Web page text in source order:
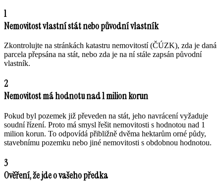
1
Nemovitost vlastní stát nebo původní vlastník
Zkontrolujte na stránkách katastru nemovitostí (ČÚZK), zda je daná
parcela přepsána na stát, nebo zda je na ní stále zapsán původní
vlastník.
2
Nemovitost má hodnotu nad 1 milion korun
Pokud byl pozemek již převeden na stát, jeho navrácení vyžaduje
soudní řízení. Proto má smysl řešit nemovitosti s hodnotou nad 1
milion korun. To odpovídá přibližně dvěma hektarům orné půdy,
stavebnímu pozemku nebo jiné nemovitosti s obdobnou hodnotou.
3
Ověření, že jde o vašeho předka